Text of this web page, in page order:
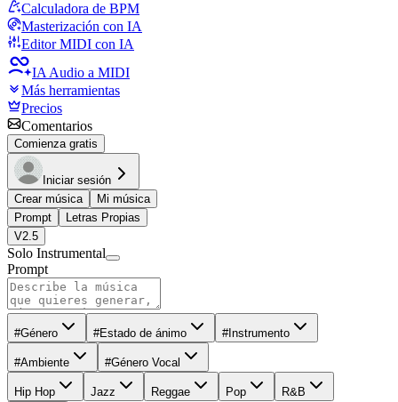
Calculadora de BPM
Masterización con IA
Editor MIDI con IA
IA Audio a MIDI
Más herramientas
Precios
Comentarios
Comienza gratis
Iniciar sesión
Crear música
Mi música
Prompt
Letras Propias
V2.5
Solo Instrumental
Prompt
#Género #Estado de ánimo #Instrumento
#Ambiente #Género Vocal
Hip Hop Jazz Reggae Pop R&B